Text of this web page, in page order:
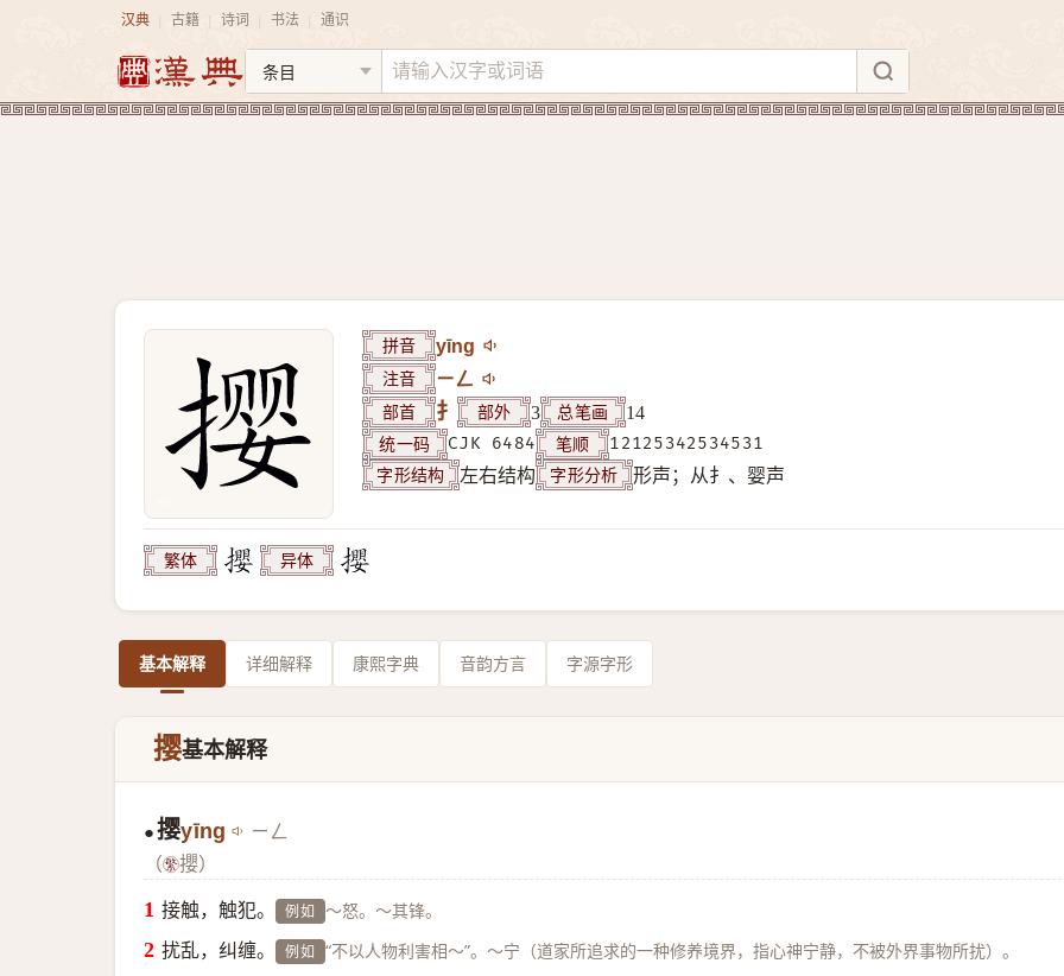
汉典 古籍 诗词 书法 通识
拼音 yīng
注音 ㄧㄥ
部首 扌 部外 3 总笔画 14
统一码 CJK 6484 笔顺 12125342534531
字形结构 左右结构 字形分析 形声；从扌、婴声
繁体 异体
基本解释 详细解释 康熙字典 音韵方言 字源字形
撄基本解释
● 撄yīng ㄧㄥ
（
攖）
接触，触犯。 例如 ～怒。～其锋。
扰乱，纠缠。 例如 “不以人物利害相～”。～宁（道家所追求的一种修养境界，指心神宁静，不被外界事物所扰）。